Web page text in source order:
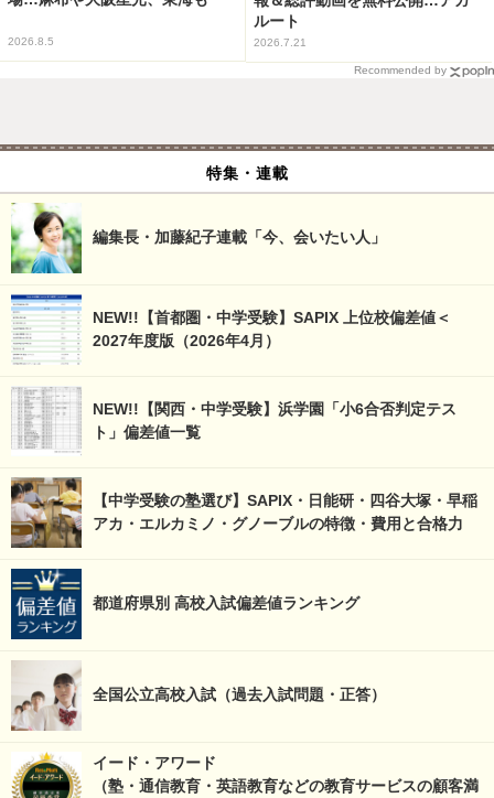
2026.8.5
ルート
2026.7.21
Recommended by
特集・連載
編集長・加藤紀子連載「今、会いたい人」
NEW!!【首都圏・中学受験】SAPIX 上位校偏差値＜
2027年度版（2026年4月）
NEW!!【関西・中学受験】浜学園「小6合否判定テス
ト」偏差値一覧
【中学受験の塾選び】SAPIX・日能研・四谷大塚・早稲
アカ・エルカミノ・グノーブルの特徴・費用と合格力
都道府県別 高校入試偏差値ランキング
全国公立高校入試（過去入試問題・正答）
イード・アワード
（塾・通信教育・英語教育などの教育サービスの顧客満